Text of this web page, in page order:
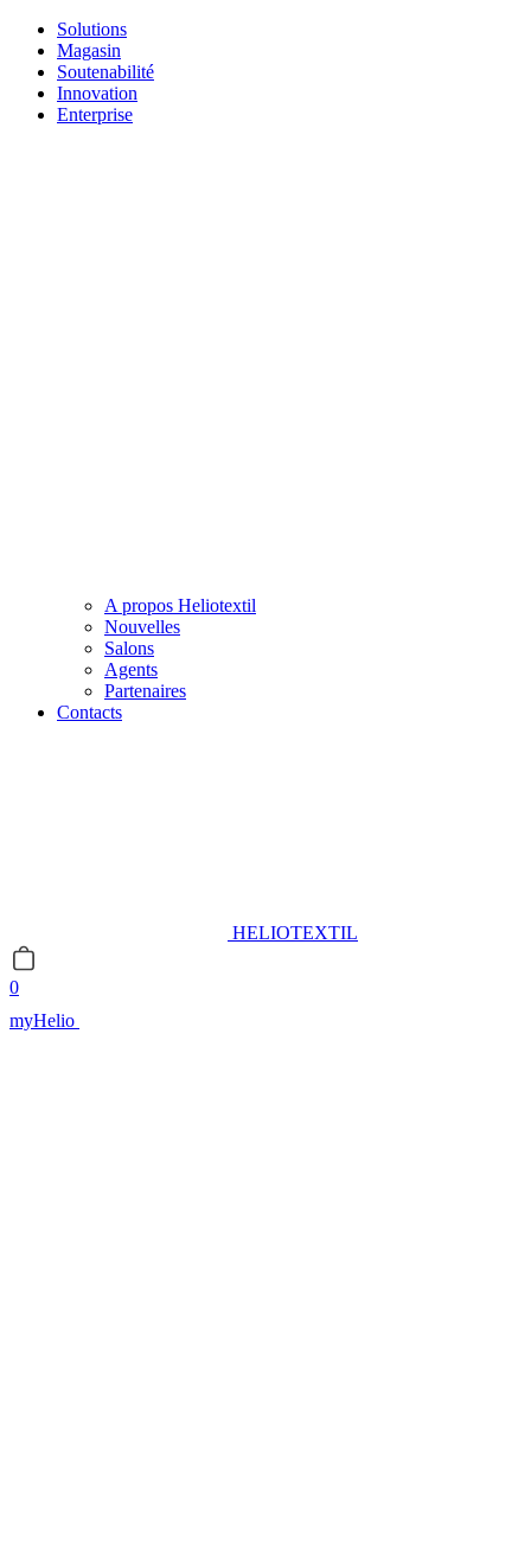
Solutions
Magasin
Soutenabilité
Innovation
Enterprise
A propos Heliotextil
Nouvelles
Salons
Agents
Partenaires
Contacts
HELIOTEXTIL
0
myHelio